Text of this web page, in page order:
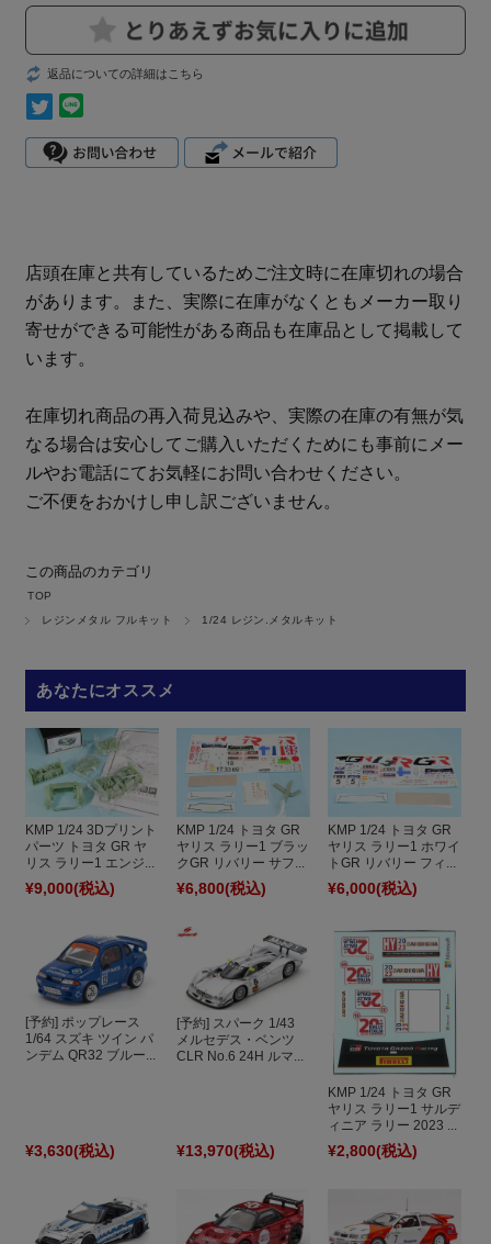
返品についての詳細はこちら
店頭在庫と共有しているためご注文時に在庫切れの場合
があります。また、実際に在庫がなくともメーカー取り
寄せができる可能性がある商品も在庫品として掲載して
います。
在庫切れ商品の再入荷見込みや、実際の在庫の有無が気
なる場合は安心してご購入いただくためにも事前にメー
ルやお電話にてお気軽にお問い合わせください。
ご不便をおかけし申し訳ございません。
この商品のカテゴリ
TOP
レジンメタル フルキット
1/24 レジン.メタルキット
あなたにオススメ
KMP 1/24 3Dプリント
パーツ トヨタ GR ヤ
リス ラリー1 エンジ...
¥9,000(税込)
KMP 1/24 トヨタ GR
ヤリス ラリー1 ブラッ
クGR リバリー サフ...
¥6,800(税込)
KMP 1/24 トヨタ GR
ヤリス ラリー1 ホワイ
トGR リバリー フィ...
¥6,000(税込)
[予約] ポップレース
1/64 スズキ ツイン パ
ンデム QR32 ブルー...
¥3,630(税込)
[予約] スパーク 1/43
メルセデス・ベンツ
CLR No.6 24H ルマ...
¥13,970(税込)
KMP 1/24 トヨタ GR
ヤリス ラリー1 サルデ
ィニア ラリー 2023 ...
¥2,800(税込)